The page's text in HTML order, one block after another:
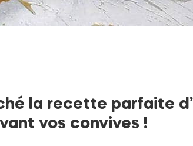
la recette parfaite
vos convives !